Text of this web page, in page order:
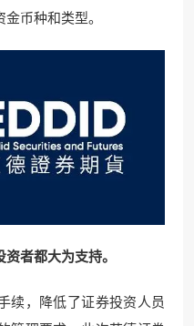
币种和类型。
者都大为支持。
续，降低了证券投资人员